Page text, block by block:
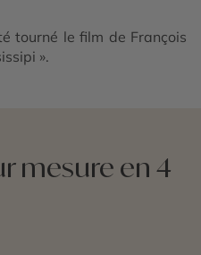
tourné le film de François
».
mesure en 4